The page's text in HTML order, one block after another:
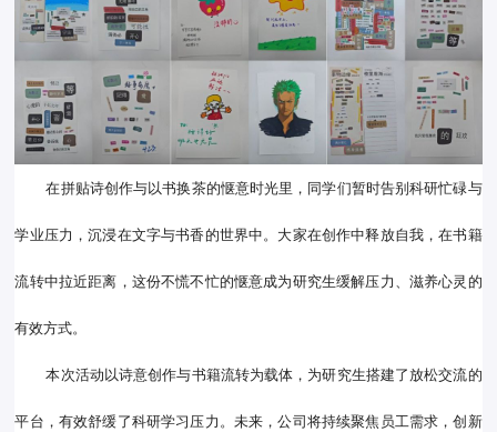
在拼贴诗创作与以书换茶的惬意时光里，同学们暂时告别科研忙碌与
学业压力，沉浸在文字与书香的世界中。大家在创作中释放自我，在书籍
流转中拉近距离，这份不慌不忙的惬意成为研究生缓解压力、滋养心灵的
有效方式。
本次活动以诗意创作与书籍流转为载体，为研究生搭建了放松交流的
平台，有效舒缓了科研学习压力。未来，公司将持续聚焦员工需求，创新